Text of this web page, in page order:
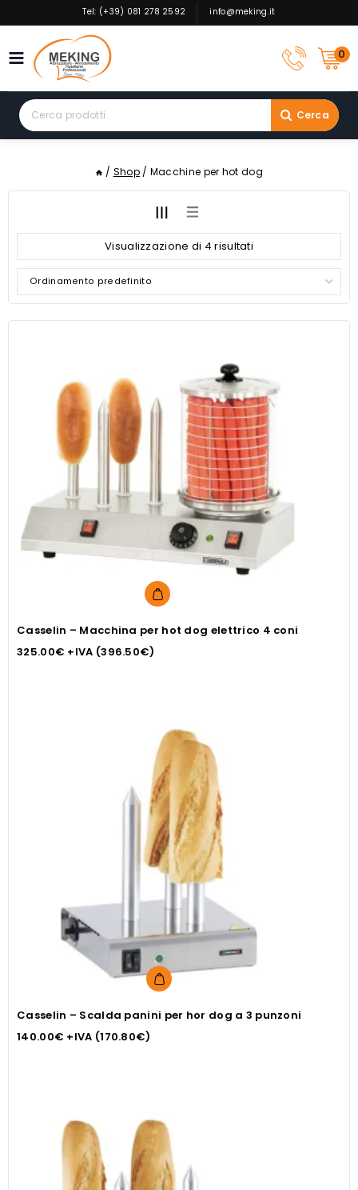
to
Tel: (+39) 081 278 2592 info@meking.it
0
Search
for:
Cerca
/ Shop / Macchine per hot dog
Visualizzazione di 4 risultati
Casselin – Macchina per hot dog elettrico 4 coni
325.00€ +IVA (396.50€)
Casselin – Scalda panini per hor dog a 3 punzoni
140.00€ +IVA (170.80€)